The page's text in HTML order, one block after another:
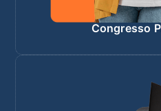
Congresso